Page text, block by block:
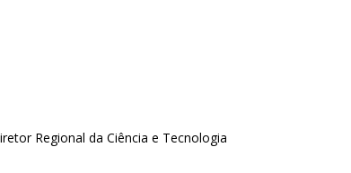
Regional da Ciência e Tecnologia